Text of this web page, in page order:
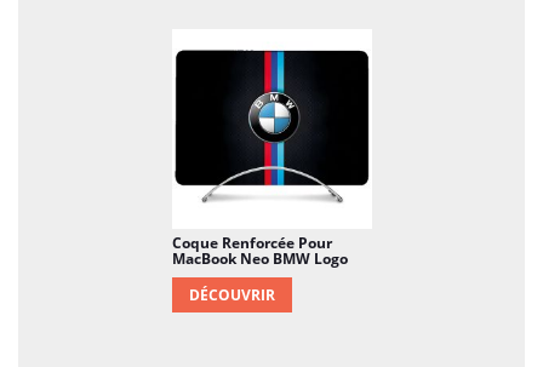
Coque Renforcée Pour
MacBook Neo BMW Logo
DÉCOUVRIR